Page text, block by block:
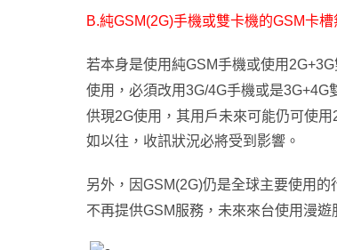
B.純GSM(2G)手機或雙卡機的GSM卡槽
若本身是使用純GSM手機或使用2G+3G
使用 ， 必須改用3G/4G手機或是
供現2G使用，其用戶未來可能仍可使用
如以往， 收訊狀況必將受到影響 。
另外 ， 因GSM(2G)仍是全球主要使用
不再提供GSM服務 ， 未來來台使用漫遊